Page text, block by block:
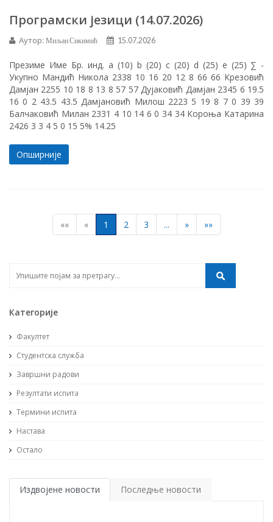
Програмски језици (14.07.2026)
Аутор: Миљан Сикимић 15.07.2026
Презиме Име Бр. инд. a (10) b (20) c (20) d (25) e (25) ∑ -
Укупно Мандић Никола 2338 10 16 20 12 8 66 66 Крезовић
Дамјан 2255 10 18 8 13 8 57 57 Дујаковић Дамјан 2345 6 19.5
16 0 2 43.5 43.5 Дамјановић Милош 2223 5 19 8 7 0 39 39
Балчаковић Милан 2331 4 10 14 6 0 34 34 Короња Катарина
2426 3 3 4 5 0 15 5% 14.25
Опширније
«« « 1 2 3 ... » »»
Категорије
Факултет
Студентска служба
Завршни радови
Резултати испита
Термини испита
Настава
Остало
Издвојене новости Последње новости